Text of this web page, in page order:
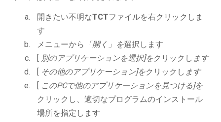
開きたい不明なTCTファイルを右クリックしま
す
メニューから
「開く」を選択します
[ 別のアプリケーションを選択]をクリックし ます
[ その他のアプリケーション]をクリックし ます
[ このPCで他のアプリケーションを見つける]を
クリックし、適切なプログラムのインストール
場所を指定します